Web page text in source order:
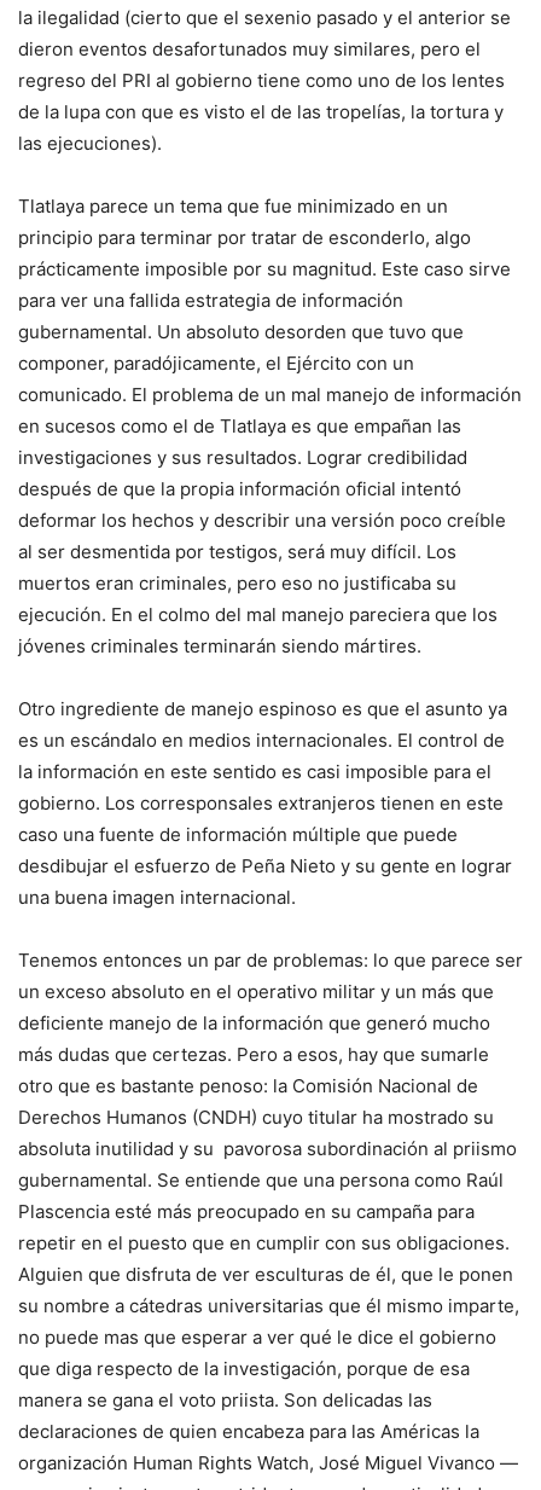
la ilegalidad (cierto que el sexenio pasado y el anterior se
dieron eventos desafortunados muy similares, pero el
regreso del PRI al gobierno tiene como uno de los lentes
de la lupa con que es visto el de las tropelías, la tortura y
las ejecuciones).
Tlatlaya parece un tema que fue minimizado en un
principio para terminar por tratar de esconderlo, algo
prácticamente imposible por su magnitud. Este caso sirve
para ver una fallida estrategia de información
gubernamental. Un absoluto desorden que tuvo que
componer, paradójicamente, el Ejército con un
comunicado. El problema de un mal manejo de información
en sucesos como el de Tlatlaya es que empañan las
investigaciones y sus resultados. Lograr credibilidad
después de que la propia información oficial intentó
deformar los hechos y describir una versión poco creíble
al ser desmentida por testigos, será muy difícil. Los
muertos eran criminales, pero eso no justificaba su
ejecución. En el colmo del mal manejo pareciera que los
jóvenes criminales terminarán siendo mártires.
Otro ingrediente de manejo espinoso es que el asunto ya
es un escándalo en medios internacionales. El control de
la información en este sentido es casi imposible para el
gobierno. Los corresponsales extranjeros tienen en este
caso una fuente de información múltiple que puede
desdibujar el esfuerzo de Peña Nieto y su gente en lograr
una buena imagen internacional.
Tenemos entonces un par de problemas: lo que parece ser
un exceso absoluto en el operativo militar y un más que
deficiente manejo de la información que generó mucho
más dudas que certezas. Pero a esos, hay que sumarle
otro que es bastante penoso: la Comisión Nacional de
Derechos Humanos (CNDH) cuyo titular ha mostrado su
absoluta inutilidad y su pavorosa subordinación al priismo
gubernamental. Se entiende que una persona como Raúl
Plascencia esté más preocupado en su campaña para
repetir en el puesto que en cumplir con sus obligaciones.
Alguien que disfruta de ver esculturas de él, que le ponen
su nombre a cátedras universitarias que él mismo imparte,
no puede mas que esperar a ver qué le dice el gobierno
que diga respecto de la investigación, porque de esa
manera se gana el voto priista. Son delicadas las
declaraciones de quien encabeza para las Américas la
organización Human Rights Watch, José Miguel Vivanco —